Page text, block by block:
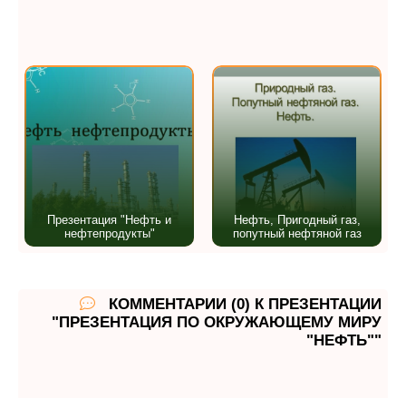
Презентация "Нефть и
нефтепродукты"
Нефть, Пригодный газ,
попутный нефтяной газ
КОММЕНТАРИИ (0) К ПРЕЗЕНТАЦИИ
"ПРЕЗЕНТАЦИЯ ПО ОКРУЖАЮЩЕМУ МИРУ
"НЕФТЬ""